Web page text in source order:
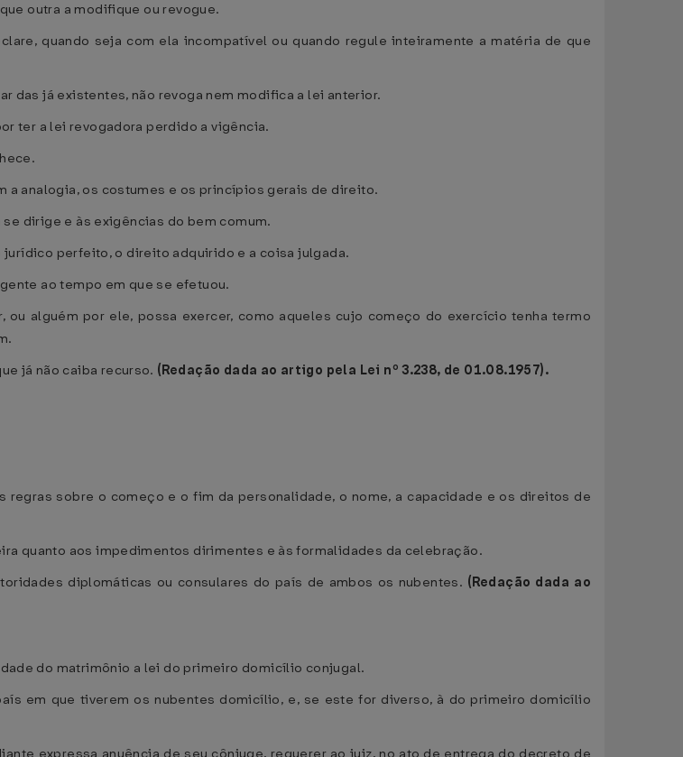
outra a modifique ou revogue.
quando seja com ela incompatível ou quando regule inteiramente a matéria de que
das já existentes, não revoga nem modifica a lei anterior.
ter a lei revogadora perdido a vigência.
a analogia, os costumes e os princípios gerais de direito.
dirige e às exigências do bem comum.
perfeito, o direito adquirido e a coisa julgada.
ao tempo em que se efetuou.
alguém por ele, possa exercer, como aqueles cujo começo do exercício tenha termo
já não caiba recurso. (Redação dada ao artigo pela Lei nº 3.238, de 01.08.1957).
sobre o começo e o fim da personalidade, o nome, a capacidade e os direitos de
quanto aos impedimentos dirimentes e às formalidades da celebração.
diplomáticas ou consulares do país de ambos os nubentes. (Redação dada ao
do matrimônio a lei do primeiro domicílio conjugal.
em que tiverem os nubentes domicílio, e, se este for diverso, à do primeiro domicílio